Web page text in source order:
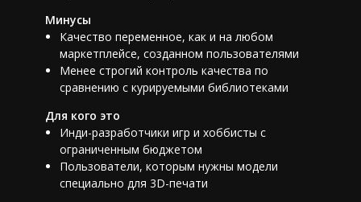
Минусы
Качество переменное, как и на любом
маркетплейсе, созданном пользователями
Менее строгий контроль качества по
сравнению с курируемыми библиотеками
Для кого это
Инди-разработчики игр и хоббисты с
ограниченным бюджетом
Пользователи, которым нужны модели
специально для 3D-печати